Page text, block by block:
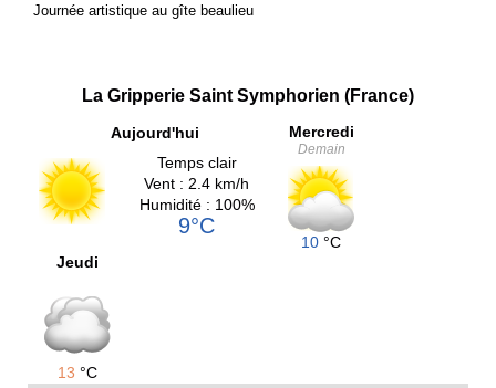
Journée artistique au gîte beaulieu
La Gripperie Saint Symphorien (France)
Aujourd'hui
Temps clair
Vent : 2.4 km/h
Humidité : 100%
9°C
Mercredi
Demain
10 °C
Jeudi
13 °C